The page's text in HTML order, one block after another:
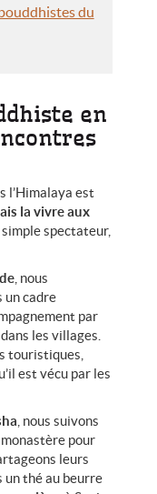
du
en
l’Himalaya est
la vivre aux
simple spectateur,
, nous
un cadre
par
les villages.
touristiques,
est vécu par les
, nous suivons
pour
leurs
un thé au beurre